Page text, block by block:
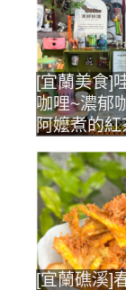
[宜蘭美食]
咖哩~濃郁
阿嬤煮的
[宜蘭礁溪]